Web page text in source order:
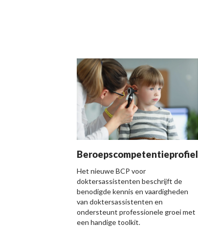
Beroepscompetentieprofiel
Het nieuwe BCP voor
doktersassistenten beschrijft de
benodigde kennis en vaardigheden
van doktersassistenten en
ondersteunt professionele groei met
een handige toolkit.